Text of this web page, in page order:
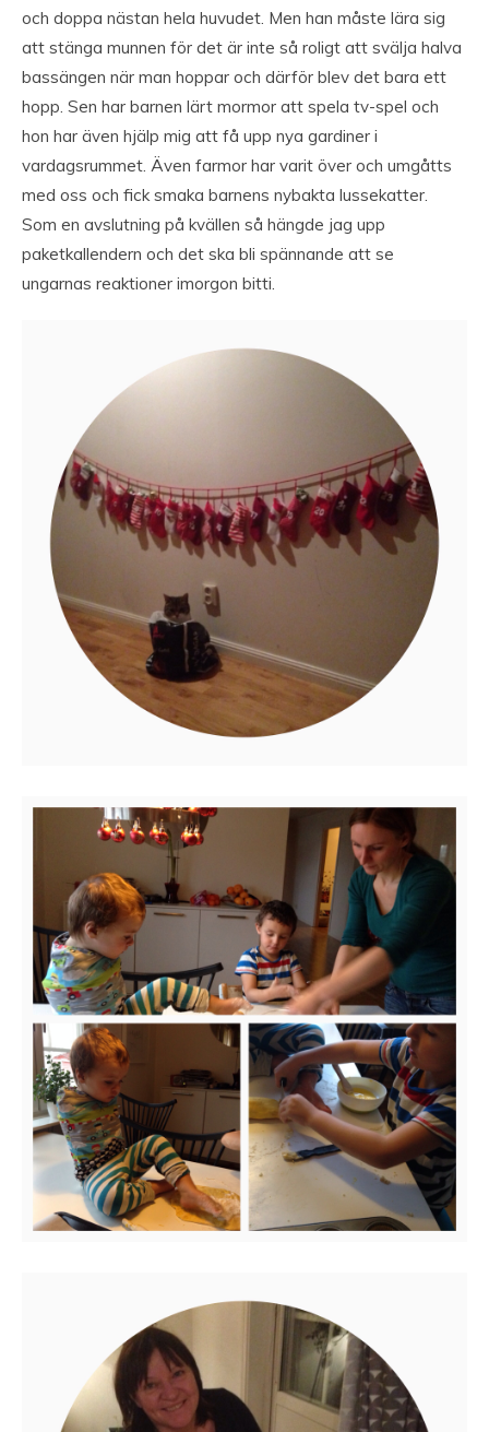
och doppa nästan hela huvudet. Men han måste lära sig
att stänga munnen för det är inte så roligt att svälja halva
bassängen när man hoppar och därför blev det bara ett
hopp. Sen har barnen lärt mormor att spela tv-spel och
hon har även hjälp mig att få upp nya gardiner i
vardagsrummet. Även farmor har varit över och umgåtts
med oss och fick smaka barnens nybakta lussekatter.
Som en avslutning på kvällen så hängde jag upp
paketkallendern och det ska bli spännande att se
ungarnas reaktioner imorgon bitti.